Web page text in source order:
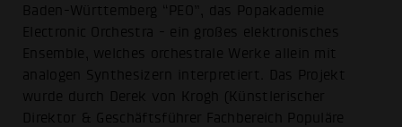
Baden-Württemberg “PEO”, das Popakademie
Electronic Orchestra - ein großes elektronisches
Ensemble, welches orchestrale Werke allein mit
analogen Synthesizern interpretiert. Das Projekt
wurde durch Derek von Krogh (Künstlerischer
Direktor & Geschäftsführer Fachbereich Populäre